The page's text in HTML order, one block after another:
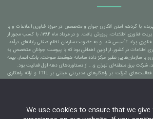
با گردهم آمدن افکاری جوان و متخصص در حوزه فناوری اطلاعات و با
هدف ارائه راهکارهای نوین مدیریت فناوری اطلاعات، پرورش یافت. و در مرداد ماه ۱۳۸۴، با کسب مجوز از
فناوری پرند تأسیس شد. و به عضویت سازمان نظام صنفی رایانه‌ای درآمد.
اطلاعات در کشور، از اولین اهدافی بود که با پیوست جوانان متخصص به
با سازمان‌هایی نظیر مرکز داده سامانه هوشمند سوخت، بانک انصار، بیمه
شرکت برق منطقه‌ای تهران و... از دستاوردهای دهه اول فعالیت بود.
در دهه دوم فعالیت با تمرکز فعالیت‌های شرکت بر راهکارهای مدیریتی مبتنی بر ITIL و ارائه راهکاری
جهانی، منجر شد تا همکاری با سازمان‌هایی نظیر بانک ملی ایران،
We use cookies to ensure that we